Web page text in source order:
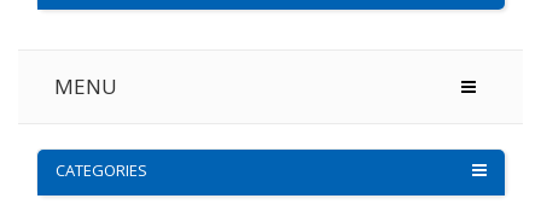
MENU
CATEGORIES